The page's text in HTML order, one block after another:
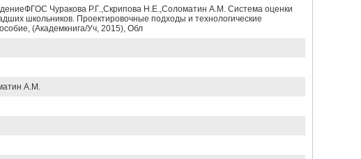
Чуракова Р.Г.,Скрипова Н.Е.,Соломатин А.М. Система оценки
школьников. Проектировочные подходы и технологические
(Академкнига/Уч, 2015), Обл
А.М.